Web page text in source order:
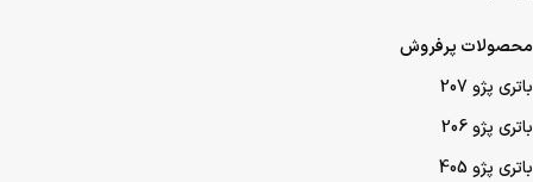
محصولات پرفروش
باتری پژو 207
باتری پژو 206
باتری پژو 405